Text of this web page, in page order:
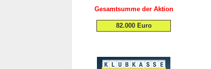
Gesamtsumme der Aktion
82.000 Euro